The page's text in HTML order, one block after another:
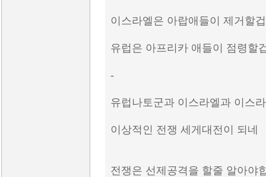
이스라엘은 아랍애들이 제거할
유럽은 아프리카 애들이 점령할
-
유럽나토군과 이스라엘과 이스
이상적인 전쟁 세게대전이 되네
전쟁은 선제공격을 할줄 알아야